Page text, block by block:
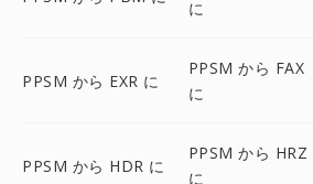
に
PPSM から EXR に
PPSM から FAX
に
PPSM から HDR に
PPSM から HRZ
に